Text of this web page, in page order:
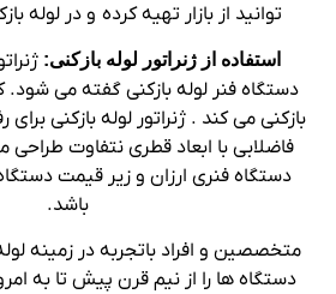
توانید از بازار تهیه کرده و در لوله
استفاده از ژنراتور لوله بازکنی:
دستگاه فنر لوله بازکنی گفته می
بازکنی می کند . ژنراتور لوله بازکنی
فاضلابی با ابعاد قطری نتفاوت طراحی
دستگاه فنری ارزان و زیر قیمت
باشد.
متخصصین و افراد باتجربه در زمینه
دستگاه ها را از نیم قرن پیش تا به